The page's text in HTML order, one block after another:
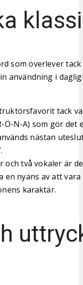
som överlever
användning i
tack
Ö-N-A) som gör det
nästan
och två vokaler är
en nyans av att
karaktär.